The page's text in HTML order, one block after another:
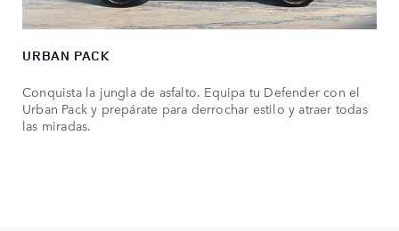
URBAN PACK
Conquista la jungla de asfalto. Equipa tu Defender con el
Urban Pack y prepárate para derrochar estilo y atraer todas
las miradas.